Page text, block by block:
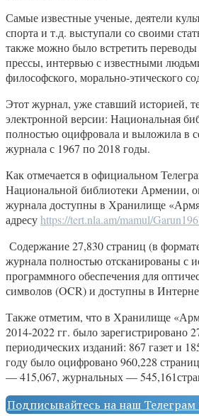
Самые известные ученые, деятели
спорта и т.д. выступали со своими
также можно было встретить
прессы, интервью с известными
философского, морально-этического
Этот журнал, уже ставший историей,
электронной версии: Национальная
полностью оцифровала и выложила в
журнала с 1967 по 2018 годы.
Как отмечается в официальном
Национальной библиотеки Армении,
журнала доступны в Хранилище
адресуhttps://tert.nla.am/mamul/
Содержание 27,830 страниц (в
журнала полностью отсканированы с
программного обеспечения для
символов (OCR) и доступны в
Также отметим, что в Хранилище
2014-2022 гг. было зарегистрировано
периодических изданий: 867 газет и
году было оцифровано 960,228
— 415,067, журнальных —
Подписывайтесь на наш Телеграм